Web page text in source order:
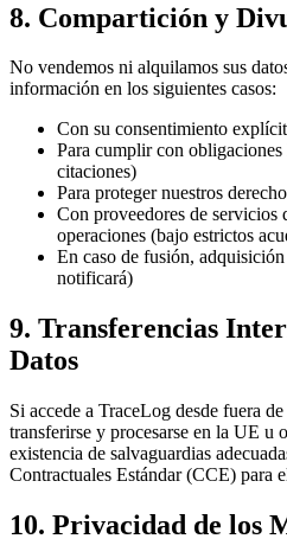
8. Compartición y
No vendemos ni alquilamos sus
información en los siguientes casos:
Con su consentimiento
Para cumplir con
citaciones)
Para proteger nuestros
Con proveedores de servicios
operaciones (bajo estrictos
En caso de fusión,
notificará)
9. Transferencias
Datos
Si accede a TraceLog desde fuera
transferirse y procesarse en la UE u
existencia de salvaguardias
Contractuales Estándar (CCE) para
10. Privacidad de los